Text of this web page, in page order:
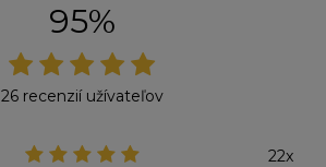
95%
26 recenzií užívateľov
22x